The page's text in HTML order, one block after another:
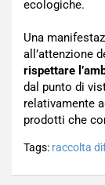
ecologiche.
Una
all’attenzione
rispettare
dal punto di
relativamente
prodotti che
Tags: raccolta